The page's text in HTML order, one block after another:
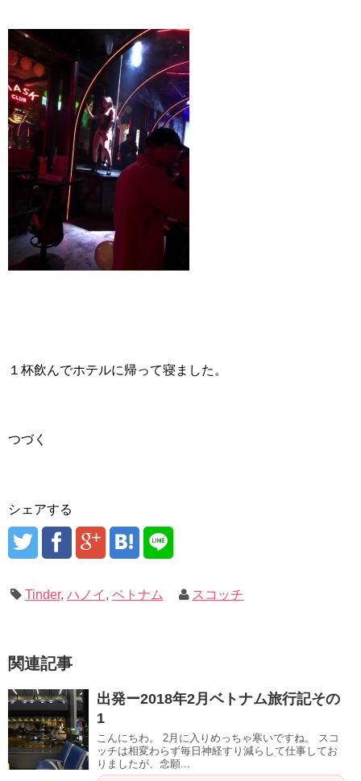
１杯飲んでホテルに帰って寝ました。
つづく
シェアする
Tinder, ハノイ , ベトナム スコッチ
関連記事
出発ー2018年2月ベトナム旅行記その
1
こんにちわ。 2月に入りめっちゃ寒いですね。 スコ
ッチは相変わらず毎日神経すり減らして仕事してお
りましたが、念願...